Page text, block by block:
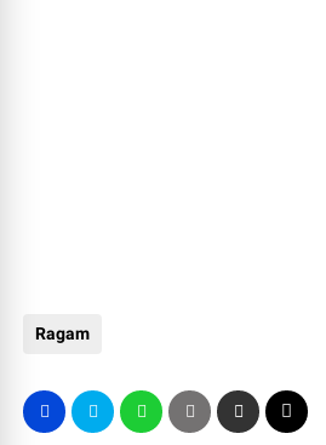
Ragam